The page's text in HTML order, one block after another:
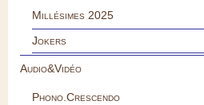
Millésimes 2025
Jokers
Audio&Vidéo
Phono.Crescendo